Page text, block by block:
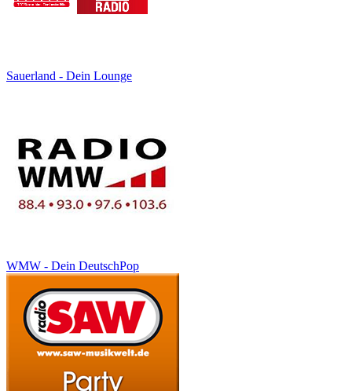
Sauerland - Dein Lounge
WMW - Dein DeutschPop